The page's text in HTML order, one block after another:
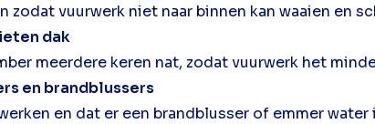
vuurwerk niet naar binnen kan waaien en
dak
meerdere keren nat, zodat vuurwerk het
en brandblussers
en dat er een brandblusser of emmer